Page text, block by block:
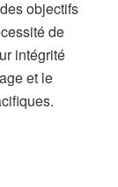
objectifs
de
intégrité
et le